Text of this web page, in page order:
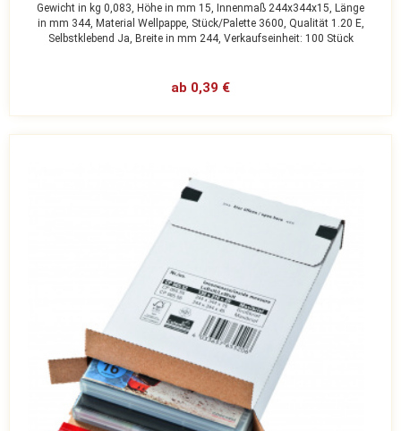
Gewicht in kg 0,083, Höhe in mm 15, Innenmaß 244x344x15, Länge
in mm 344, Material Wellpappe, Stück/Palette 3600, Qualität 1.20 E,
Selbstklebend Ja, Breite in mm 244, Verkaufseinheit: 100 Stück
ab 0,39 €